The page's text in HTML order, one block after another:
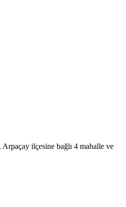
ilçesine bağlı 4 mahalle ve